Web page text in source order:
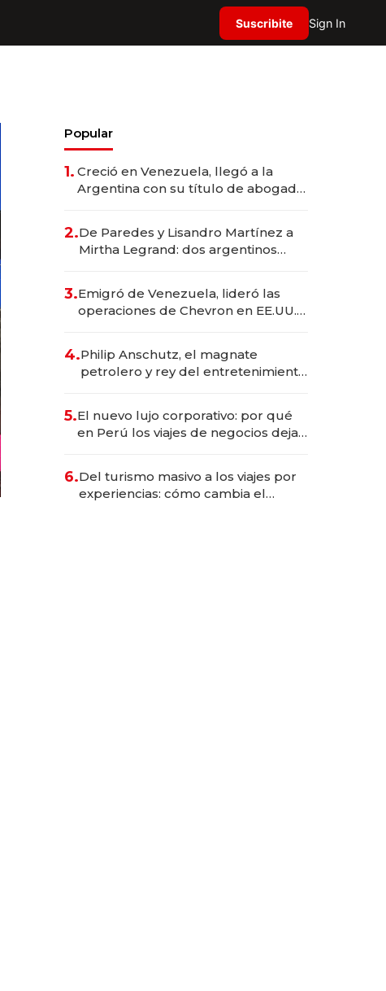
Suscribite Sign In
Popular
1. Creció en Venezuela, llegó a la
Argentina con su título de abogado
marcas "fast premium"
2.De Paredes y Lisandro Martínez a
Mirtha Legrand: dos argentinos
3.Emigró de Venezuela, lideró las
operaciones de Chevron en EE.UU. y
4.Philip Anschutz, el magnate
petrolero y rey del entretenimiento
5.El nuevo lujo corporativo: por qué
en Perú los viajes de negocios dejan
6.Del turismo masivo a los viajes por
experiencias: cómo cambia el